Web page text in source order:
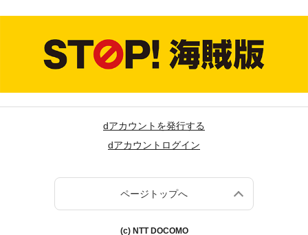
dアカウントを発行する
dアカウントログイン
ページトップへ
(c) NTT DOCOMO